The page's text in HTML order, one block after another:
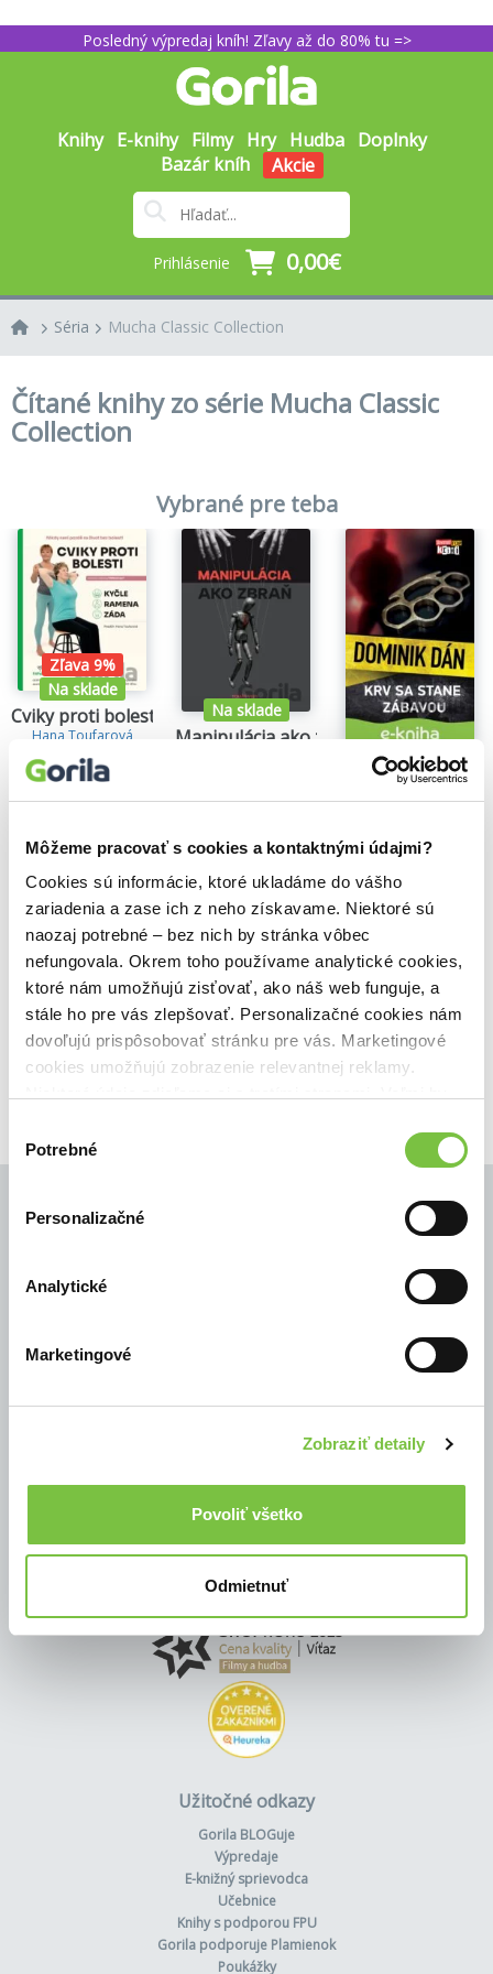
Môžeme pracovať s cookies a kontaktnými údajmi?
Cookies sú informácie, ktoré ukladáme do vášho
zariadenia a zase ich z neho získavame. Niektoré sú
naozaj potrebné – bez nich by stránka vôbec
nefungovala. Okrem toho používame analytické cookies,
ktoré nám umožňujú zisťovať, ako náš web funguje, a
stále ho pre vás zlepšovať. Personalizačné cookies nám
dovoľujú prispôsobovať stránku pre vás. Marketingové
cookies umožňujú zobrazenie relevantnej reklamy.
cookies.
súhlasu
Potrebné
Personalizačné
Analytické
Marketingové
Zobraziť detaily
Povoliť všetko
Odmietnuť
Posledný výpredaj kníh! Zľavy až do 80% tu =>
Knihy E-knihy Filmy Hry Hudba Doplnky
Bazár kníh
Akcie
Prihlásenie 0,00€
Séria Mucha Classic Collection
Čítané knihy zo série Mucha Classic
Collection
Vybrané pre teba
Zľava 9%
Na sklade
Cviky proti bolesti 1.
Hana Toufarová
24,30€
Na sklade
Manipulácia ako zbraň
Krv sa stane
Dominik Dán
Našli sme0titulov
Zoradiť podľa:
Filtrovať
Užitočné odkazy
Gorila BLOGuje
Výpredaje
E-knižný sprievodca
Učebnice
Knihy s podporou FPU
Gorila podporuje Plamienok
Poukážky